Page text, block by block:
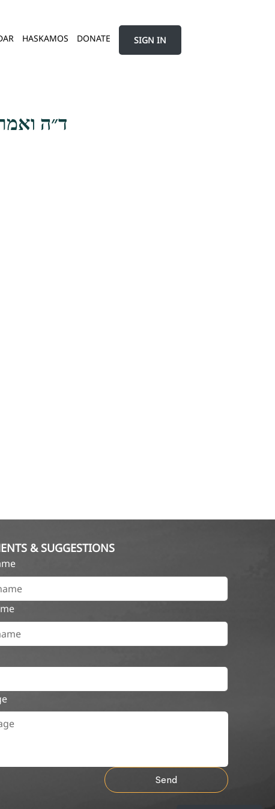
HASKAMOS DONATE SIGN IN
ד״ה
& SUGGESTIONS
Send